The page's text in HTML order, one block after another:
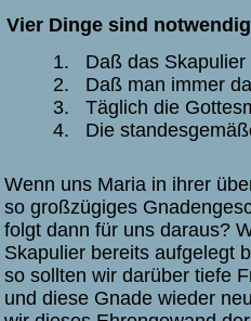
Vier Dinge sind
1. Daß das Skapulier
2. Daß man immer
3. Täglich die
4. Die
Wenn uns Maria in ihrer
so großzügiges
folgt dann für uns daraus?
Skapulier bereits aufgelegt
so sollten wir darüber tiefe
und diese Gnade wieder